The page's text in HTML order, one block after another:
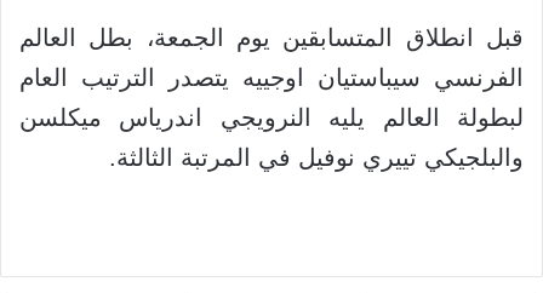
قبل انطلاق المتسابقين يوم الجمعة، بطل العالم
الفرنسي سيباستيان اوجييه يتصدر الترتيب العام
لبطولة العالم يليه النرويجي اندرياس ميكلسن
والبلجيكي تييري نوفيل في المرتبة الثالثة.